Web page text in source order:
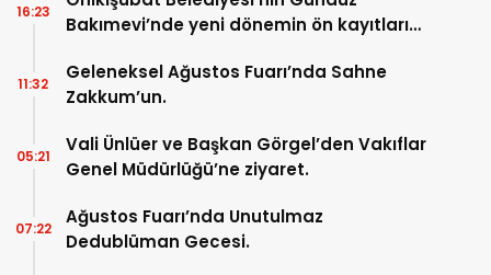
Bakımevi’nde yeni dönemin ön kayıtları
16:23
Geleneksel Ağustos Fuarı’nda Sahne
Zakkum’un.
11:32
Vali Ünlüer ve Başkan Görgel’den Vakıflar
Genel Müdürlüğü’ne ziyaret.
05:21
Ağustos Fuarı’nda Unutulmaz
Dedublüman Gecesi.
07:22